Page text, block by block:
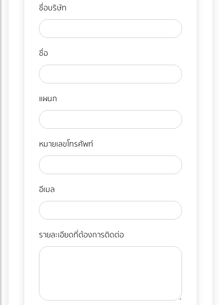
ชื่อบริษัท
ชื่อ
แผนก
หมายเลขโทรศัพท์
อีเมล
รายละเอียดที่ต้องการติดต่อ